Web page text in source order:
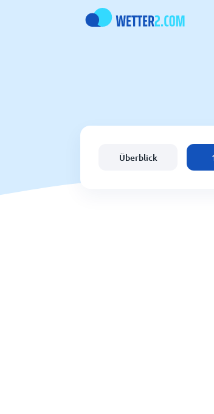
Überblick